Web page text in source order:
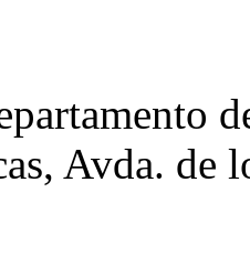
Avda. de